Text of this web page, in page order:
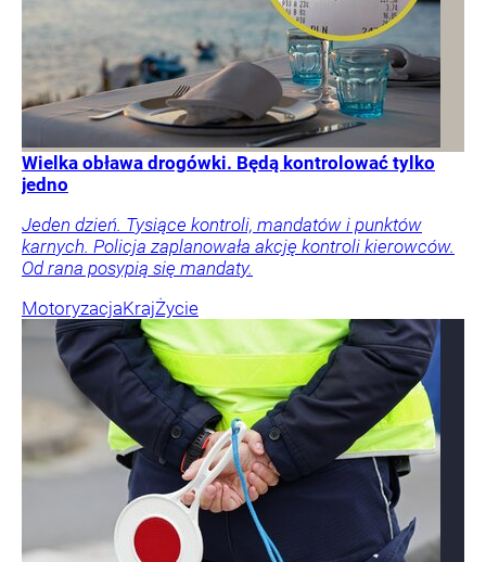
Wielka obława drogówki. Będą kontrolować tylko
jedno
Jeden dzień. Tysiące kontroli, mandatów i punktów
karnych. Policja zaplanowała akcję kontroli kierowców.
Od rana posypią się mandaty.
MotoryzacjaKrajŻycie